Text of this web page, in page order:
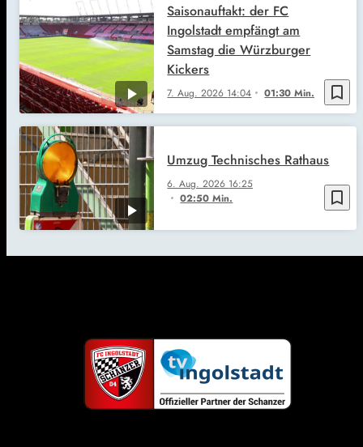
bookmark_border
7. Aug. 2026 14:04 01:30 Min.
Saisonauftakt: der FC
Ingolstadt empfängt am
Samstag die Würzburger
Kickers
bookmark_border
6. Aug. 2026 16:25
02:50 Min.
Umzug Technisches Rathaus